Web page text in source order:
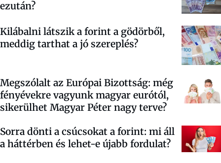
ezután?
Kilábalni látszik a forint a gödörből,
meddig tarthat a jó szereplés?
Megszólalt az Európai Bizottság: még
fényévekre vagyunk magyar eurótól,
sikerülhet Magyar Péter nagy terve?
Sorra dönti a csúcsokat a forint: mi áll
a háttérben és lehet-e újabb fordulat?